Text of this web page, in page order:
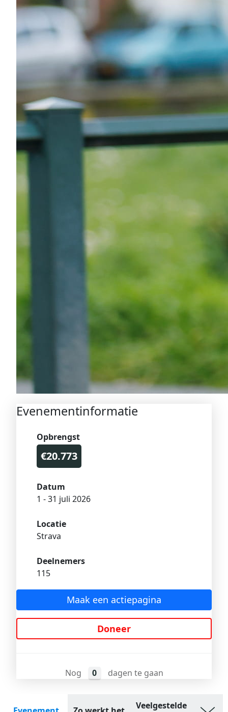
Evenementinformatie
Opbrengst
€20.773
Datum
1 - 31 juli 2026
Locatie
Strava
Deelnemers
115
Maak een actiepagina
Doneer
Nog 0 dagen te gaan
Veelgestelde